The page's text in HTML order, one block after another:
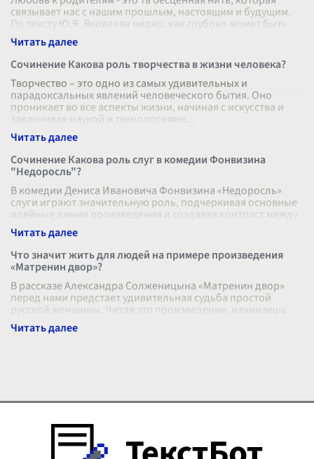
связывает нас с нашим прошлым, настоящим и будущим.
По тексту Ю.Я. Яковлева видно, как глубоко может быть
это чувство, какое мес
Сочинение Какова роль творчества в жизни человека?
Творчество – это одно из самых удивительных и
парадоксальных явлений человеческого бытия. Оно
проникает во все аспекты жизни, начиная с искусства и
заканчивая наукой и технологиями
Сочинение Какова роль слуг в комедии Фонвизина
"Недоросль"?
В комедии Дениса Ивановича Фонвизина «Недоросль»
слуги играют значительную роль, подчеркивая основные
идейные линии произведения и создавая контраст между
различными слоями обществ
Что значит жить для людей на примере произведения
«Матренин двор»?
В рассказе Александра Солженицына «Матренин двор»
перед нами предстает удивительная судьба простой
русской женщины. Читая это произведение, начинаешь
задумываться о самых главных в